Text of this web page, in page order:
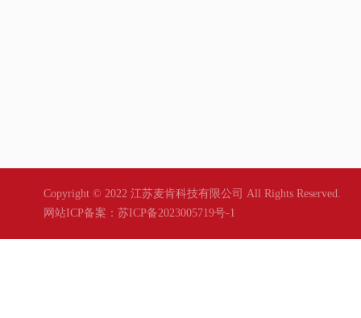
Copyright © 2022 江苏麦肯科技有限公司 All Rights Reserved.
网站ICP备案：苏ICP备2023005719号-1